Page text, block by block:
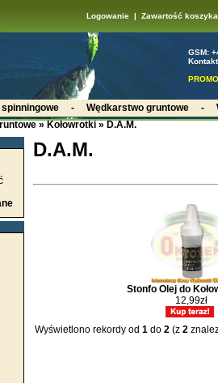
Logowanie| Zawartość koszyka
GSM:
- Wędkarstwo gruntowe -
» Kołowrotki » D.A.M.
D.A.M.
Stonfo Olej do
12,99zł
Wyświetlono rekordy od 1 do 2 (z 2